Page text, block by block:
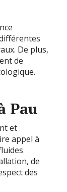
De plus,
de
Pau
et
appel à
de
des